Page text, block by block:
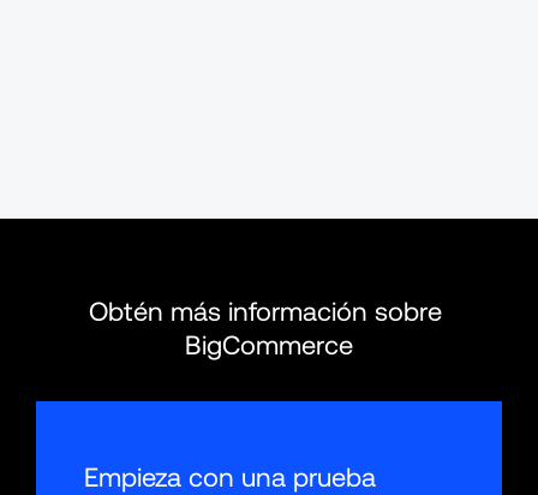
Obtén más información sobre
BigCommerce
Empieza con una prueba